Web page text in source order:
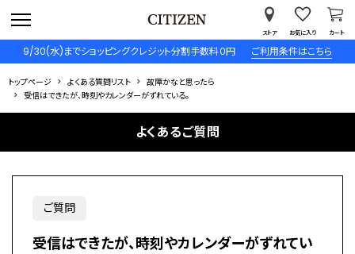
9/30(水)までショッピングクレジット分割手数料０円 ご利用条件はこちら
ストア お気に入り カート
トップページ よくある質問リスト
故障かなと思ったら
受信はできたが、時刻やカレンダーがずれている。
よくあるご質問
ご質問
受信はできたが、時刻やカレンダーがずれてい